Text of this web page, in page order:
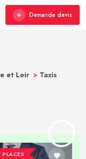
Demande devis
et Loir > Taxis
PLACES